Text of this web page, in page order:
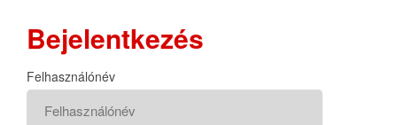
Bejelentkezés
Felhasználónév